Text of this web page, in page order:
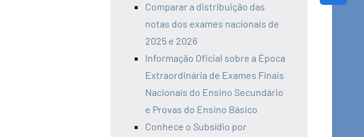
Comparar a distribuição das
notas dos exames nacionais de
2025 e 2026
Informação Oficial sobre a Época
Extraordinária de Exames Finais
Nacionais do Ensino Secundário
e Provas do Ensino Básico
Conhece o Subsídio por